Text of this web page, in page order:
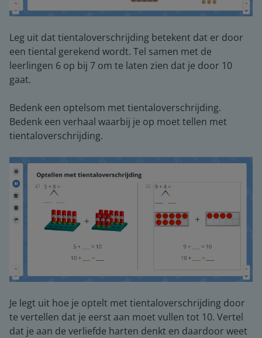
Leg uit dat tientaloverschrijding betekent dat er door
een tiental gerekend wordt. Tel samen met de
leerlingen 6 op bij 7 om te laten zien dat je door 10
gaat.
Bedenk een optelsom met tientaloverschrijding.
Bedenk een verhaal waarbij je op moet tellen met
tientaloverschrijding.
Je legt uit hoe je optelt met tientaloverschrijding door
te vertellen dat je eerst aan moet vullen tot 10. Vertel
dat je aan de verliefde harten denkt en daardoor weet